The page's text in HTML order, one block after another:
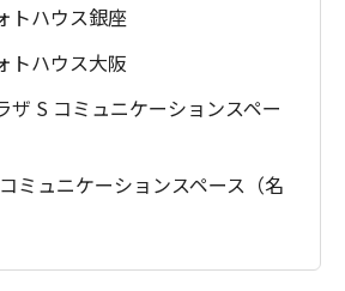
トハウス銀座
トハウス大阪
ザ S コミュニケーションスペー
ミュニケーションスペース（名